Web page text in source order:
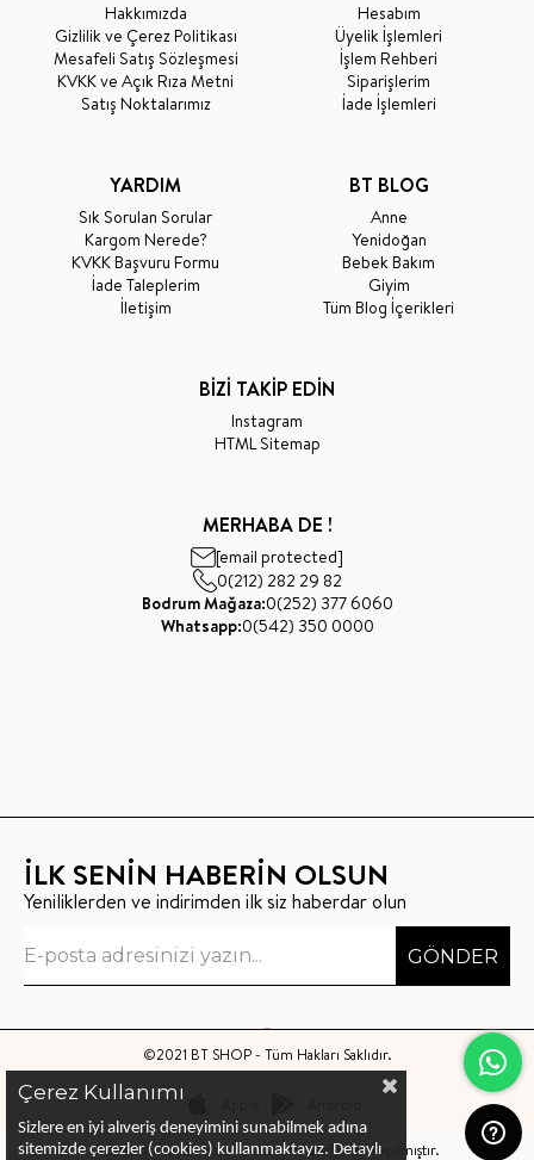
Hakkımızda
Gizlilik ve Çerez Politikası
Mesafeli Satış Sözleşmesi
KVKK ve Açık Rıza Metni
Satış Noktalarımız
Hesabım
Üyelik İşlemleri
İşlem Rehberi
Siparişlerim
İade İşlemleri
YARDIM
Sık Sorulan Sorular
Kargom Nerede?
KVKK Başvuru Formu
İade Taleplerim
İletişim
BT BLOG
Anne
Yenidoğan
Bebek Bakım
Giyim
Tüm Blog İçerikleri
BİZİ TAKİP EDİN
Instagram
HTML Sitemap
MERHABA DE !
[email protected]
0(212) 282 29 82
Bodrum Mağaza:0(252) 377 6060
Whatsapp:0(542) 350 0000
İLK SENİN HABERİN OLSUN
Yeniliklerden ve indirimden ilk siz haberdar olun
GÖNDER
©2021 BT SHOP - Tüm Hakları Saklıdır.
Bu sitenin kurulumuKeyo Digitaltarafından yapılmıştır.
Çerez Kullanımı
Sizlere en iyi alıveriş deneyimini sunabilmek adına
sitemizde çerezler (cookies) kullanmaktayız. Detaylı